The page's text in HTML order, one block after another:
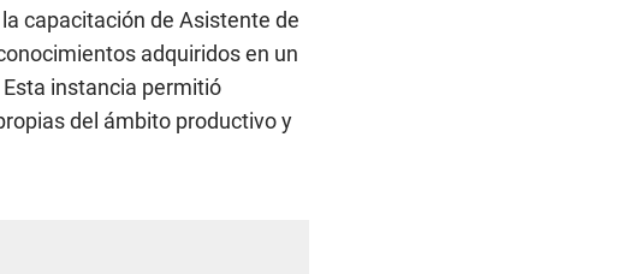
capacitación de Asistente de
adquiridos en un
instancia permitió
del ámbito productivo y